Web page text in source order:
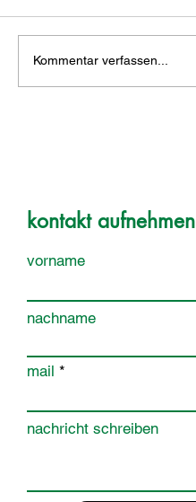
Kommentar verfassen...
kontakt aufnehmen
vorname
nachname
mail
nachricht schreiben